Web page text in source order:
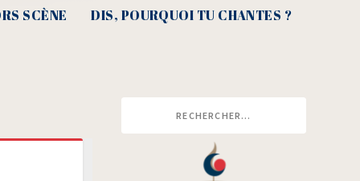
SCÈNE DIS, POURQUOI TU CHANTES ?